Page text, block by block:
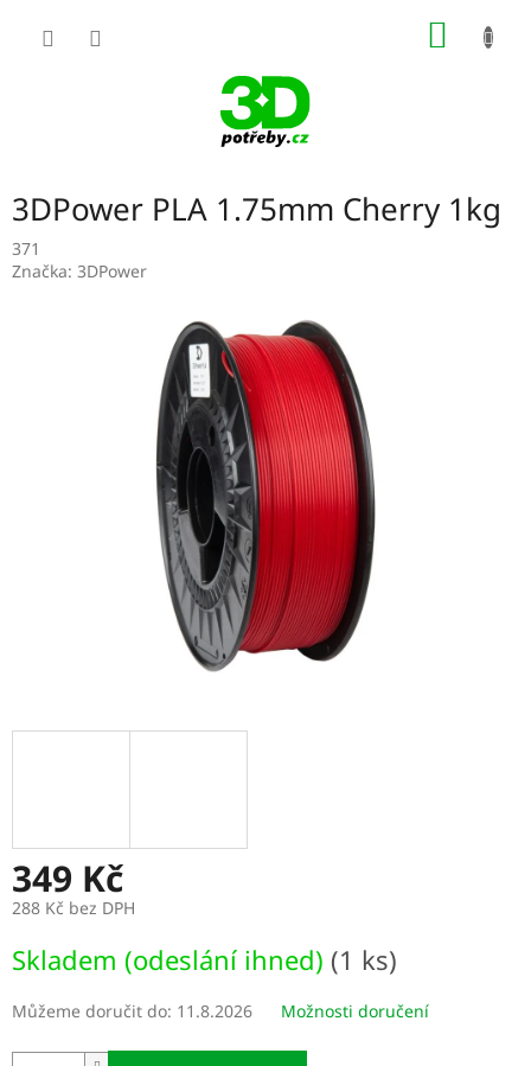
3DPower PLA 1.75mm Cherry 1kg
371
Značka: 3DPower
349 Kč
288 Kč bez DPH
cena:
Skladem (odeslání ihned) (1 ks)
Můžeme doručit do: 11.8.2026 Možnosti doručení